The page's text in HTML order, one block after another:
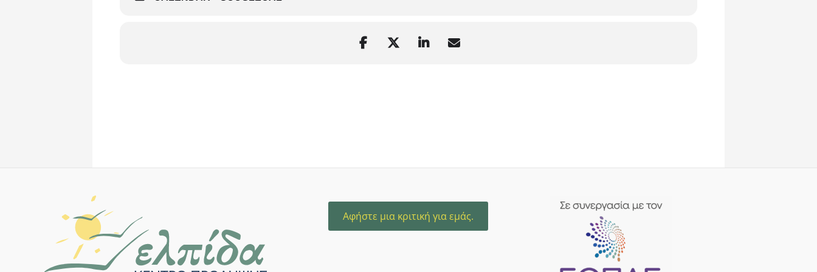
Αφήστε μια κριτική για εμάς.